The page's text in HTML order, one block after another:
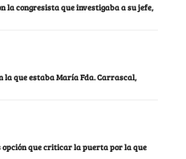
la congresista que investigaba a su jefe,
la que estaba María Fda. Carrascal,
opción que criticar la puerta por la que